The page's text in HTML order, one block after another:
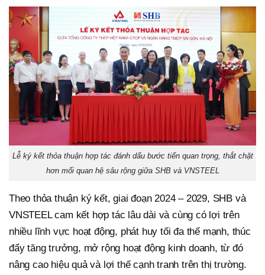
Lễ ký kết thỏa thuận hợp tác đánh dấu bước tiến quan trọng, thắt chặt
hơn mối quan hệ sâu rộng giữa SHB và VNSTEEL
Theo thỏa thuận ký kết, giai đoạn 2024 – 2029, SHB và
VNSTEEL cam kết hợp tác lâu dài và cùng có lợi trên
nhiều lĩnh vực hoạt động, phát huy tối đa thế mạnh, thúc
đẩy tăng trưởng, mở rộng hoạt động kinh doanh, từ đó
nâng cao hiệu quả và lợi thế cạnh tranh trên thị trường.